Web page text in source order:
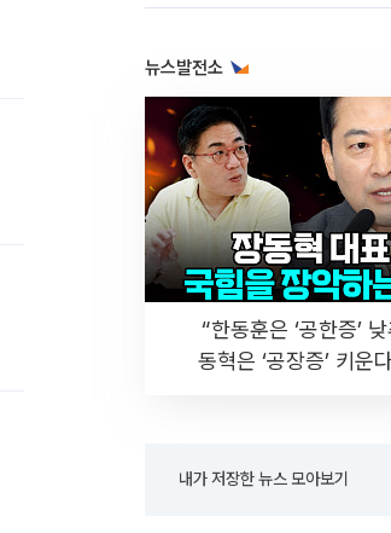
뉴스발전소
“한동훈은 ‘공한증’
동혁은 ‘공장증’ 키운
내가 저장한 뉴스 모아보기